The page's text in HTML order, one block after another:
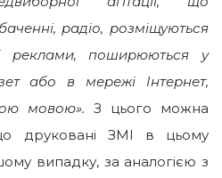
радіо, розміщуються
реклами, поширюються у
або в мережі Інтернет,
мовою». З цього можна
друковані ЗМІ в цьому
випадку, за аналогією з